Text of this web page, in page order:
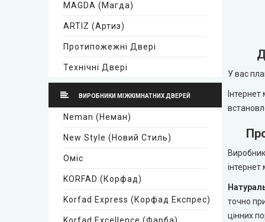
MAGDA (Магда)
ARTIZ (Артиз)
Протипожежні Двері
Технічні Двері
Стильні двері
Каскад
Steelguard
Arma (Арма)
ВИРОБНИКИ МІЖКІМНАТНИХ ДВЕРЕЙ
Neman (Неман)
New Style (Новий Стиль)
Оміс
KORFAD (Корфад)
Korfad Express (Корфад Експрес)
У вас
інтернет
точно
цінних